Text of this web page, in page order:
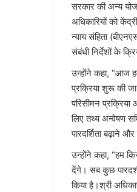
सरकार की अन्य
अधिकारियों को
न्याय संहिता
संबंधी निर्देशों के
उन्होंने कहा, “आज
प्रक्रिया शुरू की
परिसीमन
लिए तथ्य अन्वेषण
पारदर्शिता बढ़ाने
उन्होंने कहा, “हम
देंगे। सब कुछ
किया है।श्री